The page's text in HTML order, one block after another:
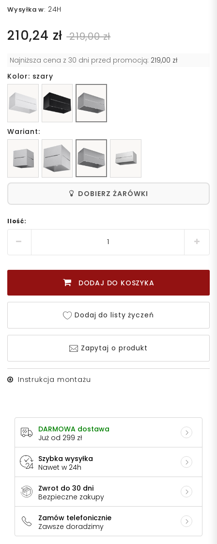
Wysyłka w: 24H
210,24 zł 219,00 zł
Najniższa cena z 30 dni przed promocją: 219,00 zł
Kolor: szary
Wariant:
DOBIERZ ŻARÓWKI
Ilość:
DODAJ DO KOSZYKA
Dodaj do listy życzeń
Zapytaj o produkt
Instrukcja montażu
DARMOWA dostawa
Już od 299 zł
Szybka wysyłka
Nawet w 24h
Zwrot do 30 dni
Bezpieczne zakupy
Zamów telefonicznie
Zawsze doradzimy